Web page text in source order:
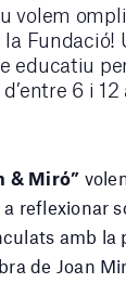
volem
la Fundació!
educatiu
6 i 12
& Miró”
reflexionar
amb la
de Joan